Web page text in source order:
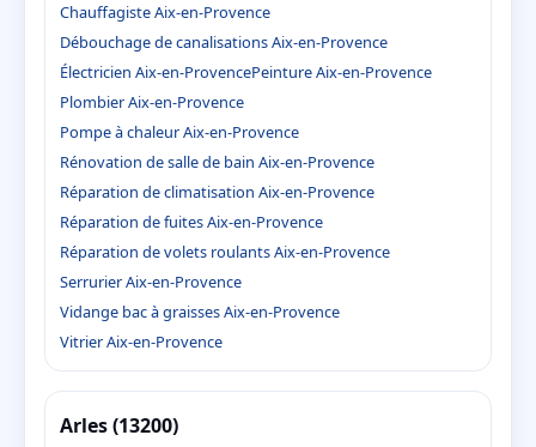
Chauffagiste Aix-en-Provence
Débouchage de canalisations Aix-en-Provence
Électricien Aix-en-ProvencePeinture Aix-en-Provence
Plombier Aix-en-Provence
Pompe à chaleur Aix-en-Provence
Rénovation de salle de bain Aix-en-Provence
Réparation de climatisation Aix-en-Provence
Réparation de fuites Aix-en-Provence
Réparation de volets roulants Aix-en-Provence
Serrurier Aix-en-Provence
Vidange bac à graisses Aix-en-Provence
Vitrier Aix-en-Provence
Arles (13200)